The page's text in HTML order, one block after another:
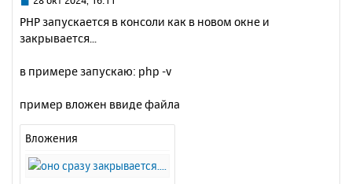
о
б
е
е
РНР запускается в консоли как в новом окне и
закрывается...
в примере запускаю: php -v
пример вложен ввиде файла
Вложения